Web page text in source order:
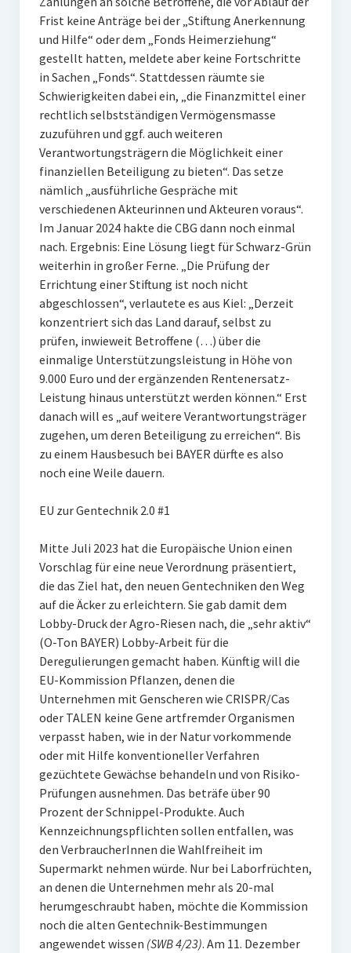
Frist keine Anträge bei der „Stiftung Anerkennung
und Hilfe“ oder dem „Fonds Heimerziehung“
gestellt hatten, meldete aber keine Fortschritte
in Sachen „Fonds“. Stattdessen räumte sie
Schwierigkeiten dabei ein, „die Finanzmittel einer
rechtlich selbstständigen Vermögensmasse
zuzuführen und ggf. auch weiteren
Verantwortungsträgern die Möglichkeit einer
finanziellen Beteiligung zu bieten“. Das setze
nämlich „ausführliche Gespräche mit
verschiedenen Akteurinnen und Akteuren voraus“.
Im Januar 2024 hakte die CBG dann noch einmal
nach. Ergebnis: Eine Lösung liegt für Schwarz-Grün
weiterhin in großer Ferne. „Die Prüfung der
Errichtung einer Stiftung ist noch nicht
abgeschlossen“, verlautete es aus Kiel: „Derzeit
konzentriert sich das Land darauf, selbst zu
prüfen, inwieweit Betroffene (…) über die
einmalige Unterstützungsleistung in Höhe von
9.000 Euro und der ergänzenden Rentenersatz-
Leistung hinaus unterstützt werden können.“ Erst
danach will es „auf weitere Verantwortungsträger
zugehen, um deren Beteiligung zu erreichen“. Bis
zu einem Hausbesuch bei BAYER dürfte es also
noch eine Weile dauern.
EU zur Gentechnik 2.0 #1
Mitte Juli 2023 hat die Europäische Union einen
Vorschlag für eine neue Verordnung präsentiert,
die das Ziel hat, den neuen Gentechniken den Weg
auf die Äcker zu erleichtern. Sie gab damit dem
Lobby-Druck der Agro-Riesen nach, die „sehr aktiv“
(O-Ton BAYER) Lobby-Arbeit für die
Deregulierungen gemacht haben. Künftig will die
EU-Kommission Pflanzen, denen die
Unternehmen mit Genscheren wie CRISPR/Cas
oder TALEN keine Gene artfremder Organismen
verpasst haben, wie in der Natur vorkommende
oder mit Hilfe konventioneller Verfahren
gezüchtete Gewächse behandeln und von Risiko-
Prüfungen ausnehmen. Das beträfe über 90
Prozent der Schnippel-Produkte. Auch
Kennzeichnungspflichten sollen entfallen, was
den VerbraucherInnen die Wahlfreiheit im
Supermarkt nehmen würde. Nur bei Laborfrüchten,
an denen die Unternehmen mehr als 20-mal
herumgeschraubt haben, möchte die Kommission
noch die alten Gentechnik-Bestimmungen
angewendet wissen (SWB 4/23). Am 11. Dezember